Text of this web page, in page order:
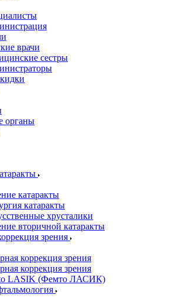
врачи
сестры
органы
катаракты
катаракты
хрусталики
вторичной катаракты
зрения
коррекция зрения
коррекция зрения
LASIK (Фемто ЛАСИК)